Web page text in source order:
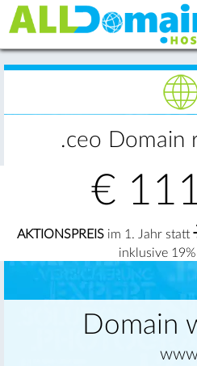
.ceo Domain
€
AKTIONSPREISim 1. Jahr statt
inklusive
Domain